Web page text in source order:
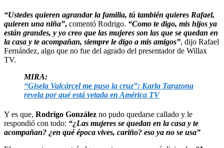
“Ustedes quieren agrandar la familia, tú también quieres Rafael,
quieren una niña”, comentó Rodrigo. “Como te digo, mis hijos ya
están grandes, y yo creo que las mujeres son las que se quedan en
la casa y te acompañan, siempre le digo a mis amigos”, dijo Rafael
Fernández, algo que no fue del agrado del presentador de Willax
TV.
MIRA:
“Gisela Valcárcel me puso la cruz”: Karla Tarazona
revela por qué está vetada en América TV
Y es que, Rodrigo González no pudo quedarse callado y le
respondió con todo: “¿Las mujeres se quedan en la casa y te
acompañan? ¿en qué época vives, cariño? eso ya no se usa”